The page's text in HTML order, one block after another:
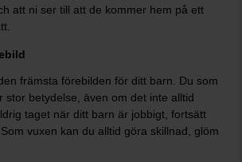
att ni ser till att de kommer hem på ett
främsta förebilden för ditt barn. Du som
stor betydelse, även om det inte alltid
taget när ditt barn är jobbigt, fortsätt
vuxen kan du alltid göra skillnad, glöm